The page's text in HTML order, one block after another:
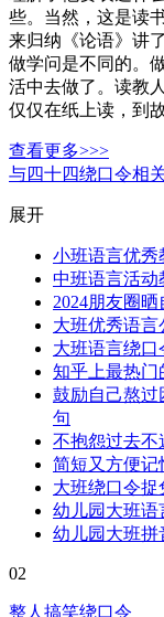
些。当然，这是读
来归纳《论语》讲
做学问是不同的。
活中去做了。读教
仅仅在纸上读，到
查看更多>>>
与四十四绕口令相
展开
小班语言优秀
中班语言活动
2024朋友圈
大班优秀语言
大班语言绕口
知乎上最热门
鼓励自己熬过
句
不抱怨过去不
简短又方便记
大班绕口令捉
幼儿园大班语
幼儿园大班拼
02
整人搞笑绕口令